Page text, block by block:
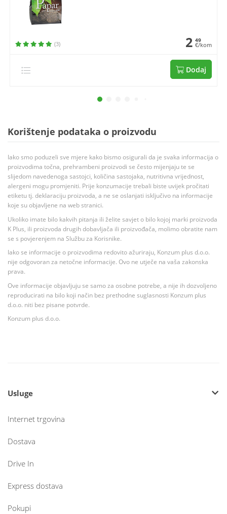
(3) 2 49
€/kom
Dodaj
Korištenje podataka o proizvodu
Iako smo poduzeli sve mjere kako bismo osigurali da je svaka informacija o
proizvodima točna, prehrambeni proizvodi se često mijenjaju te se
slijedom navedenoga sastojci, količina sastojaka, nutritivna vrijednost,
alergeni mogu promjeniti. Prije konzumacije trebali biste uvijek pročitati
etiketu tj. deklaraciju proizvoda, a ne se oslanjati isključivo na informacije
koje su objavljene na web stranici.
Ukoliko imate bilo kakvih pitanja ili želite savjet o bilo kojoj marki proizvoda
K Plus, ili proizvoda drugih dobavljača ili proizvođača, molimo obratite nam
se s povjerenjem na Službu za Korisnike.
Iako se informacije o proizvodima redovito ažuriraju, Konzum plus d.o.o.
nije odgovoran za netočne informacije. Ovo ne utječe na vaša zakonska
prava.
Ove informacije objavljuju se samo za osobne potrebe, a nije ih dozvoljeno
reproducirati na bilo koji način bez prethodne suglasnosti Konzum plus
d.o.o. niti bez pisane potvrde.
Konzum plus d.o.o.
Usluge
Internet trgovina
Dostava
Drive In
Express dostava
Pokupi